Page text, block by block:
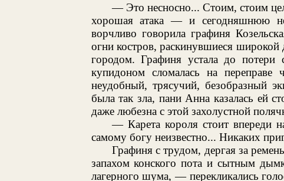
— Это несносно... Стоим, стоим
хорошая атака — и сегодняшнюю
ворчливо говорила графиня
огни костров, раскинувшиеся
городом. Графиня устала до потери
купидоном сломалась на переправе
неудобный, трясучий, безобразный
была так зла, пани Анна казалась ей
даже любезна с этой захолустной
— Карета короля стоит впереди
самому богу неизвестно... Никаких
Графиня с трудом, дергая за
запахом конского пота и сытным
лагерного шума, — перекликались